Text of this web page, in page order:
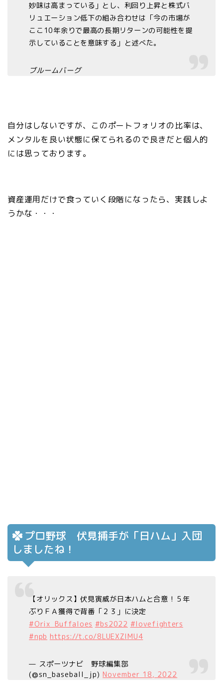
妙味は高まっている」とし、利回り上昇と株式バ
リュエーション低下の組み合わせは「今の市場が
ここ10年余りで最高の長期リターンの可能性を提
示していることを意味する」と述べた。
ブルームバーグ
自分はしないですが、このポートフォリオの比率は、
メンタルを良い状態に保てられるので良きだと個人的
には思っております。
資産運用だけで食っていく段階になったら、実践しよ
うかな・・・
プロ野球 伏見捕手が「日ハム」入団
しましたね！
【オリックス】伏見寅威が日本ハムと合意！５年
ぶりＦＡ獲得で背番「２３」に決定
#Orix_Buffaloes #bs2022 #lovefighters
#npb https://t.co/8LUEXZlMU4
— スポーツナビ 野球編集部
(@sn_baseball_jp) November 18, 2022